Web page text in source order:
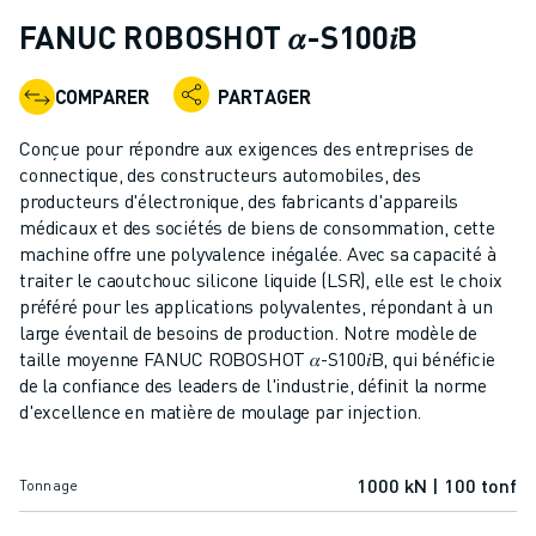
ROBOTS COLLABORATIFS
GAMME DE ROBOTS
CONTRÔLEURS DE ROBOTS
ACCESSOIRES POUR ROBOTS
LOGICIEL ROBOT
LOGICIEL DE SIMULATION
PRODUITS DE ROBOTIQUE ÉDUCATIVE
AUTOMATISATION DES ROBOTS
ROBOTS DE SOUDAGE À L'ARC
ROBOTS ARTICULÉS
SÉRIE ARC MATE
SÉRIE M-900
ROBOTS DELTA
ROBOTS DE PEINTURE
ROBOTS PALETTISEURS
FANUC ROBOSHOT 𝛼-S100𝑖B
COMPARER PARTAGER
Conçue pour répondre aux exigences des entreprises de
connectique, des constructeurs automobiles, des
producteurs d'électronique, des fabricants d'appareils
médicaux et des sociétés de biens de consommation, cette
machine offre une polyvalence inégalée. Avec sa capacité à
traiter le caoutchouc silicone liquide (LSR), elle est le choix
préféré pour les applications polyvalentes, répondant à un
large éventail de besoins de production. Notre modèle de
taille moyenne FANUC ROBOSHOT 𝛼-S100𝑖B, qui bénéficie
de la confiance des leaders de l'industrie, définit la norme
d'excellence en matière de moulage par injection.
Tonnage 1000 kN | 100 tonf